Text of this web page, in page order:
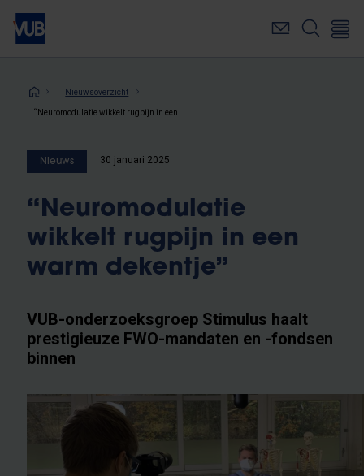
Overslaan
naar
inhoudKruimelpad
Nieuwsoverzicht
Nieuws 30 januari 2025
“Neuromodulatie
wikkelt rugpijn in een
warm dekentje”
VUB-onderzoeksgroep Stimulus haalt
prestigieuze FWO-mandaten en -fondsen
binnen